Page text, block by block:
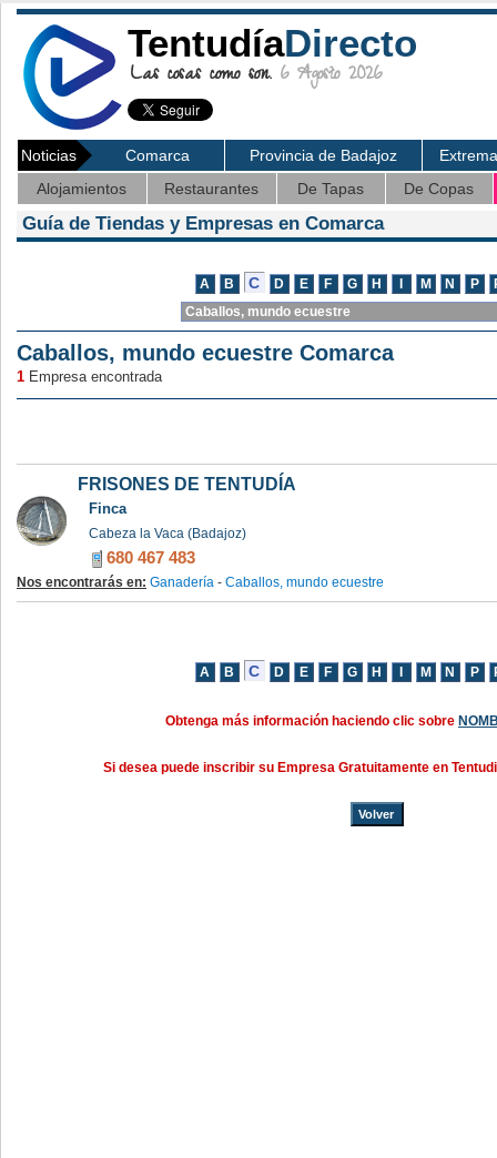
TentudíaDirecto
Las cosas como son. 6 Agosto 2026
Noticias Comarca Provincia de Badajoz
Alojamientos
Restaurantes De Tapas De Copas
Guía de Tiendas y Empresas en Comarca
Caballos, mundo ecuestre Comarca
1 Empresa encontrada
FRISONES DE TENTUDÍA
Finca
Cabeza la Vaca (Badajoz)
680 467 483
Nos encontrarás en: Ganadería - Caballos, mundo ecuestre
Obtenga más información haciendo clic sobre
Si desea puede inscribir su Empresa Gratuitamente en
Volver